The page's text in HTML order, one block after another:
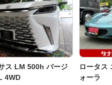
ス LM 500h バージ
4WD
ロータス
ォーラ